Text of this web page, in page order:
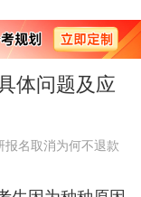
体问题及应
报名取消为何不退款